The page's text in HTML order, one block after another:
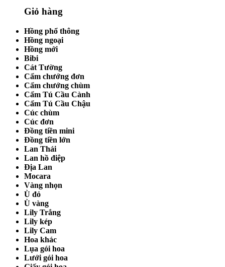
Giỏ hàng
Hồng phổ thông
Hồng ngoại
Hồng mới
Bibi
Cát Tường
Cẩm chướng đơn
Cẩm chướng chùm
Cẩm Tú Cầu Cành
Cẩm Tú Cầu Chậu
Cúc chùm
Cúc đơn
Đồng tiền mini
Đồng tiền lớn
Lan Thái
Lan hồ điệp
Địa Lan
Mocara
Vàng nhọn
Ù đỏ
Ù vàng
Lily Trắng
Lily kép
Lily Cam
Hoa khác
Lụa gói hoa
Lưới gói hoa